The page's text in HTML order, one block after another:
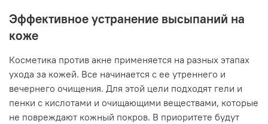
Эффективное устранение высыпаний на
коже
Косметика против акне применяется на разных этапах
ухода за кожей. Все начинается с ее утреннего и
вечернего очищения. Для этой цели подходят гели и
пенки с кислотами и очищающими веществами, которые
не повреждают кожный покров. В приоритете будут